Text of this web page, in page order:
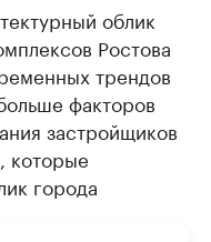
облик
Ростова
трендов
факторов
застройщиков
которые
города